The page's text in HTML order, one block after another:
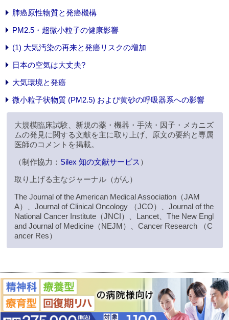
肺癌原性物質と発癌機構
PM2.5・超微小粒子の健康影響
(1) 大気汚染の再来と発癌リスクの増加
日本の空気は大丈夫?
大気環境と発癌
微小粒子状物質 (PM2.5) および黄砂の呼吸器系への影響
大規模臨床試験、新規の薬・機器・手法・因子・メカニズ
ムの発見に関する文献を主に取り上げ、原文の要約と専属
医師のコメントを掲載。
（制作協力： Silex 知の文献サービス ）
取り上げる主なジャーナル（がん）
The Journal of the American Medical Association（JAM
A）、Journal of Clinical Oncology （JCO）、Journal of the
National Cancer Institute（JNCI）、Lancet、The New Engl
and Journal of Medicine（NEJM）、Cancer Research （C
ancer Res）